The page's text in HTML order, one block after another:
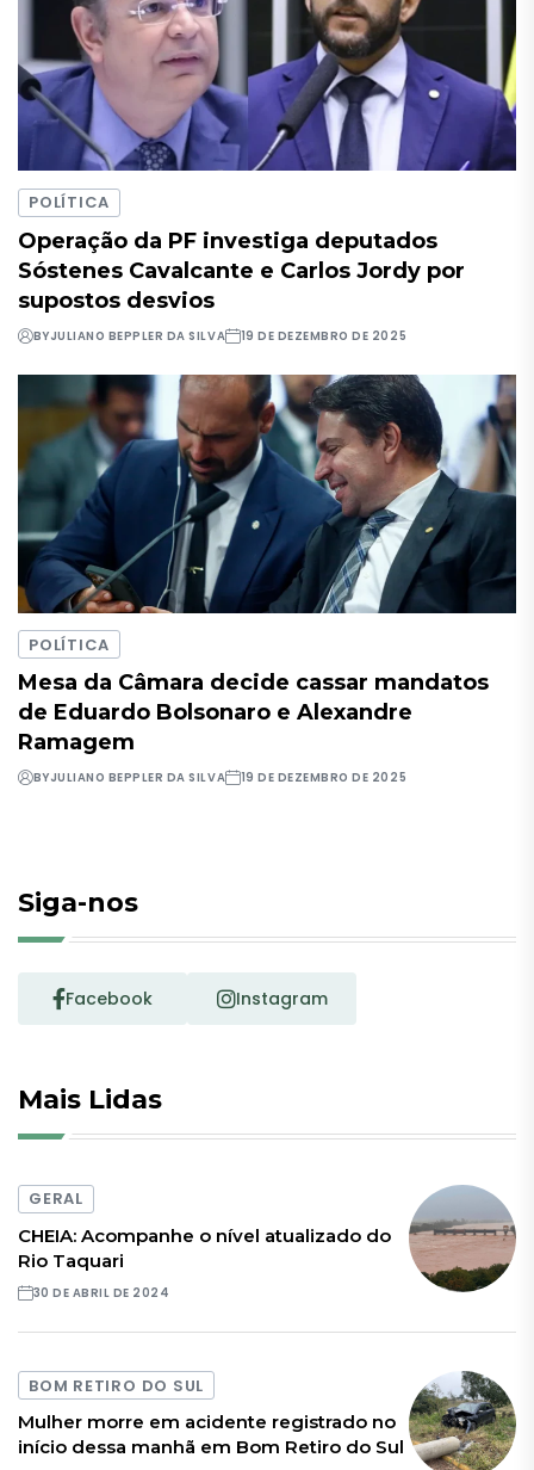
POLÍTICA
Operação da PF investiga deputados
Sóstenes Cavalcante e Carlos Jordy por
supostos desvios
BYJULIANO BEPPLER DA SILVA 19 DE DEZEMBRO DE 2025
POLÍTICA
Mesa da Câmara decide cassar mandatos
de Eduardo Bolsonaro e Alexandre
Ramagem
BYJULIANO BEPPLER DA SILVA 19 DE DEZEMBRO DE 2025
Siga-nos
Facebook Instagram
Mais Lidas
GERAL
CHEIA: Acompanhe o nível atualizado do
Rio Taquari
30 DE ABRIL DE 2024
BOM RETIRO DO SUL
Mulher morre em acidente registrado no
início dessa manhã em Bom Retiro do Sul